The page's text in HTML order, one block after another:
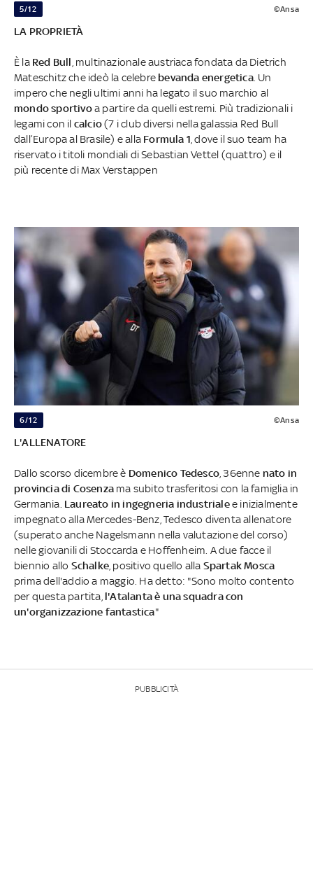
5/12 ©Ansa
LA PROPRIETÀ
È la Red Bull , multinazionale austriaca fondata da Dietrich
Mateschitz che ideò la celebre bevanda energetica. Un
impero che negli ultimi anni ha legato il suo marchio al
mondo sportivoa partire da quelli estremi. Più tradizionali i
legami con il calcio(7 i club diversi nella galassia Red Bull
dall’Europa al Brasile) e alla Formula 1 , dove il suo team ha
riservato i titoli mondiali di Sebastian Vettel (quattro) e il
più recente di Max Verstappen
6/12 ©Ansa
L'ALLENATORE
Dallo scorso dicembre è Domenico Tedesco , 36enne nato in
provincia di Cosenza ma subito trasferitosi con la famiglia in
Germania. Laureato in ingegneria industrialee inizialmente
impegnato alla Mercedes-Benz, Tedesco diventa allenatore
(superato anche Nagelsmann nella valutazione del corso)
nelle giovanili di Stoccarda e Hoffenheim. A due facce il
biennio allo Schalke , positivo quello alla Spartak Mosca
prima dell'addio a maggio. Ha detto: "Sono molto contento
per questa partita, l'Atalanta è una squadra con
un'organizzazione fantastica"
PUBBLICITÀ